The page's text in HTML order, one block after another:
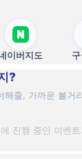
이버지도
?
해줄, 가까운 볼거
진행 중인 이벤